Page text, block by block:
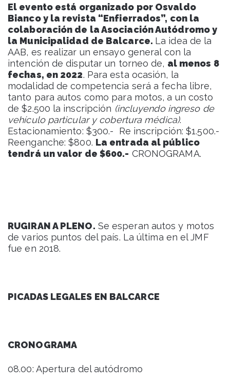
El evento está organizado por Osvaldo
Bianco y la revista “Enfierrados”, con la
colaboración de la Asociación Autódromo y
la Municipalidad de Balcarce. La idea de la
AAB, es realizar un ensayo general con la
intención de disputar un torneo de, al menos 8
fechas, en 2022. Para esta ocasión, la
modalidad de competencia será a fecha libre,
tanto para autos como para motos, a un costo
de $2.500 la inscripción (incluyendo ingreso de
vehículo particular y cobertura médica).
Estacionamiento: $300.- Re inscripción: $1.500.-
Reenganche: $800. La entrada al público
tendrá un valor de $600.- CRONOGRAMA.
RUGIRAN A PLENO. Se esperan autos y motos
de varios puntos del país. La última en el JMF
fue en 2018.
PICADAS LEGALES EN BALCARCE
CRONOGRAMA
08.00: Apertura del autódromo